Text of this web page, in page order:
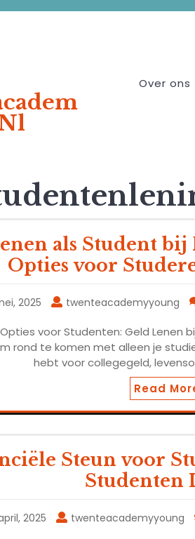
Over ons
als Student
Opties voor
2025 twenteacademyyoung
voor Studenten: Geld Lenen
rond te komen met alleen je
hebt voor collegegeld,
Read
Steun voor
Studenten
2025 twenteacademyyoung